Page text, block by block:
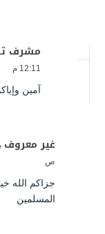
مشرف
12:11 م
آمين
غير معروف
ص
جزاكم الله
المسلمين